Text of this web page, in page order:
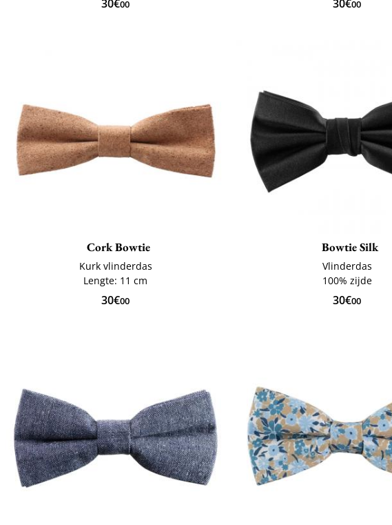
30€00 30€00
Cork Bowtie
Kurk vlinderdas
Lengte: 11 cm
30€00
Bowtie Silk
Vlinderdas
100% zijde
30€00